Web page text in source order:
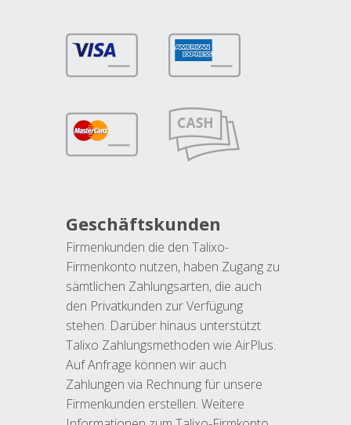
Geschäftskunden
Firmenkunden die den Talixo-
Firmenkonto nutzen, haben Zugang zu
sämtlichen Zahlungsarten, die auch
den Privatkunden zur Verfügung
stehen. Darüber hinaus unterstützt
Talixo Zahlungsmethoden wie AirPlus.
Auf Anfrage können wir auch
Zahlungen via Rechnung für unsere
Firmenkunden erstellen. Weitere